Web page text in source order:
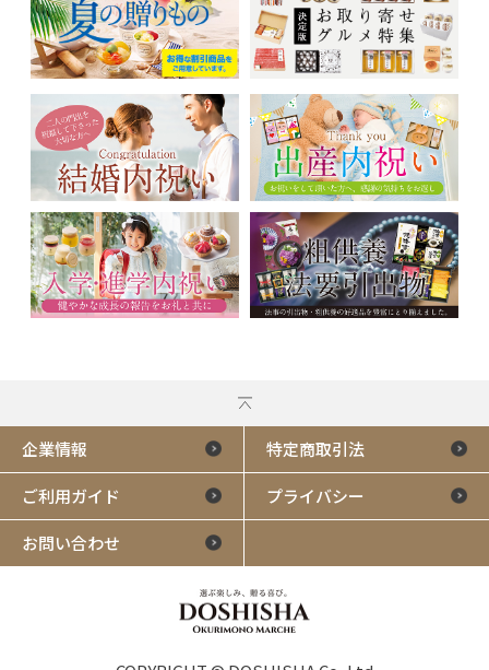
企業情報 特定商取引法
ご利用ガイド プライバシー
お問い合わせ